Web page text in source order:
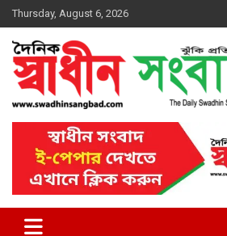
Skip
to
content
Thursday, August 6, 2026
দৈনিক স্বাধীন সংবাদ